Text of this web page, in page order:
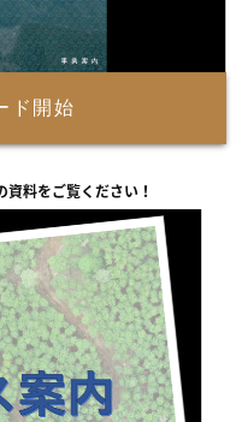
ド開始
料をご覧ください！